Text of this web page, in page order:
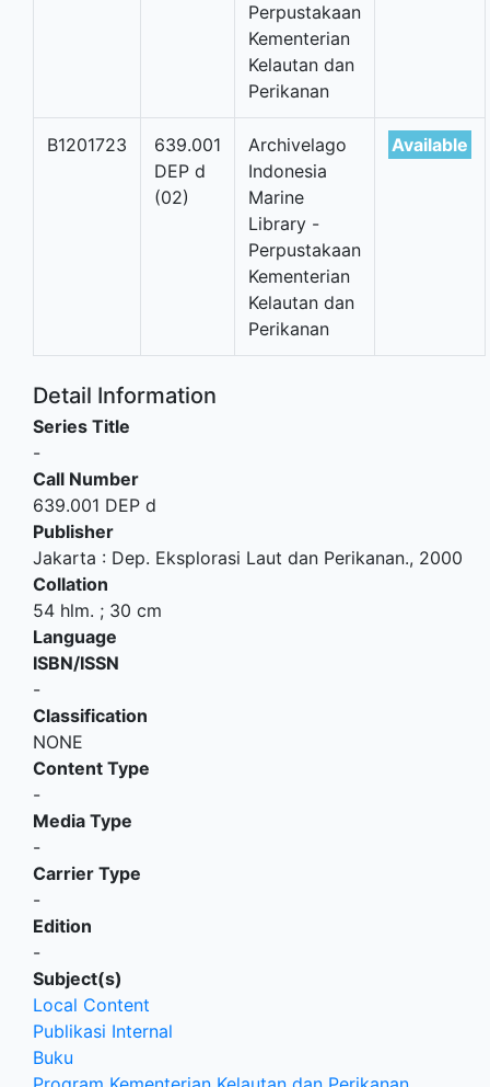
Perpustakaan
Kementerian
Kelautan dan
Perikanan
B1201723
639.001
DEP d
(02)
Archivelago
Indonesia
Marine
Library -
Perpustakaan
Kementerian
Kelautan dan
Perikanan
Available
Detail Information
Series Title
-
Call Number
639.001 DEP d
Publisher
Jakarta : Dep. Eksplorasi Laut dan Perikanan., 2000
Collation
54 hlm. ; 30 cm
Language
ISBN/ISSN
-
Classification
NONE
Content Type
-
Media Type
-
Carrier Type
-
Edition
-
Subject(s)
Local Content
Publikasi Internal
Buku